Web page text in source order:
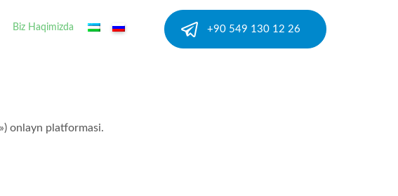
+90 549 130 12 26
Biz Haqimizda
onlayn platformasi.